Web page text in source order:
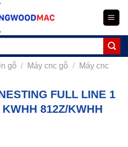
gỗ / Máy cnc gỗ /
Máy cnc
FULL LINE 1
812Z/KWHH